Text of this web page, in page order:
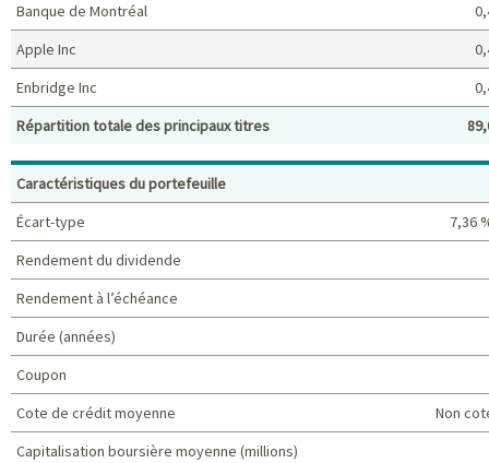
Principaux titres (%)
Banque de Montréal
Apple Inc
Enbridge Inc
Répartition totale des principaux titres
Caractéristiques du portefeuille
Écart-type
7,36
Rendement du dividende
Rendement à l’échéance
Durée (années)
Coupon
Cote de crédit moyenne
Non
Capitalisation boursière moyenne (millions)